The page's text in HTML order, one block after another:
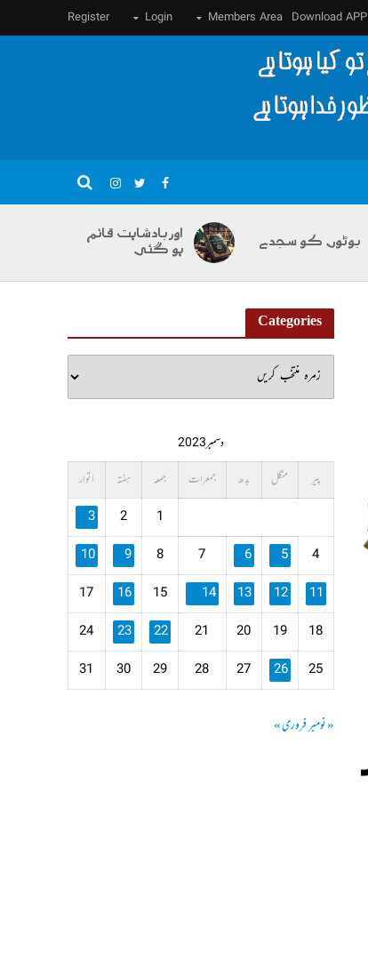
Download APP
Members Area
Login
Register
بوٹوں کو سجدے
اور بادشاہت قائم
ہو گئی
Categories
دسمبر 2023
پیر
منگل بدھ جمعرات جمعہ ہفتہ اتوار
1
2
3
4
5
6
7
8
9
10
11
12
13
14
15
16
17
18
19
20
21
22
23
24
25
26
27
28
29
30
31
« نومبرفروری »